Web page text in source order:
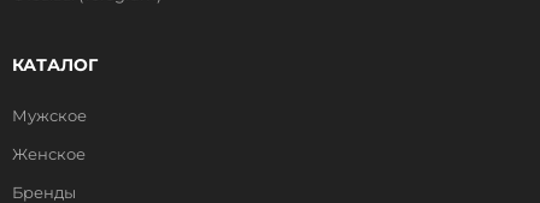
КАТАЛОГ
Мужское
Женское
Бренды